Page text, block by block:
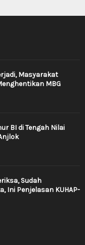
Masyarakat
MBG
BI di Tengah Nilai
Sudah
Ini Penjelasan KUHAP-